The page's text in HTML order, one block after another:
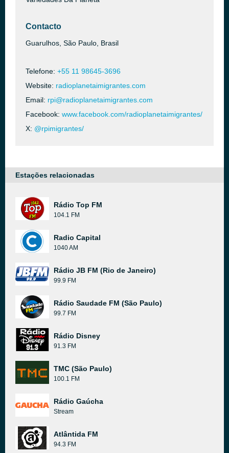
Contacto
Guarulhos, São Paulo, Brasil
Telefone: +55 11 98645-3696
Website: radioplanetaimigrantes.com
Email: rpi@radioplanetaimigrantes.com
Facebook: www.facebook.com/radioplanetaimigrantes/
X: @rpimigrantes/
Estações relacionadas
Rádio Top FM
104.1 FM
Radio Capital
1040 AM
Rádio JB FM (Rio de Janeiro)
99.9 FM
Rádio Saudade FM (São Paulo)
99.7 FM
Rádio Disney
91.3 FM
TMC (São Paulo)
100.1 FM
Rádio Gaúcha
Stream
Atlântida FM
94.3 FM